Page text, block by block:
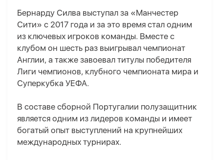
Бернарду Силва выступал за «Манчестер
Сити» с 2017 года и за это время стал одним
из ключевых игроков команды. Вместе с
клубом он шесть раз выигрывал чемпионат
Англии, а также завоевал титулы победителя
Лиги чемпионов, клубного чемпионата мира и
Суперкубка УЕФА.
В составе сборной Португалии полузащитник
является одним из лидеров команды и имеет
богатый опыт выступлений на крупнейших
международных турнирах.